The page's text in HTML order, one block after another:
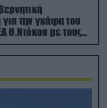
την γκάφα του
Θ.Ντόκου με τους